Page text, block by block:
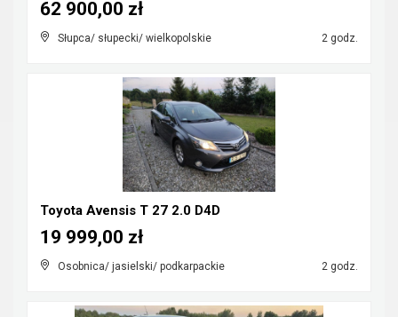
Słupca/ słupecki/ wielkopolskie 2 godz.
62 900,00 zł
Toyota Avensis T 27 2.0 D4D
Osobnica/ jasielski/ podkarpackie 2 godz.
19 999,00 zł